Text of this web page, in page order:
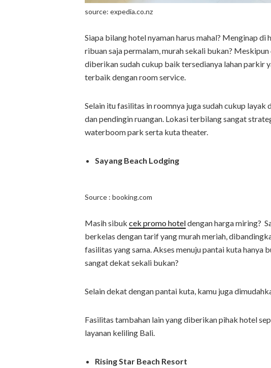
source: expedia.co.nz
Siapa bilang hotel nyaman harus mahal? Menginap
ribuan saja permalam, murah sekali bukan?
diberikan sudah cukup baik tersedianya lahan parkir
terbaik dengan room service.
Selain itu fasilitas in roomnya juga sudah cukup
dan pendingin ruangan. Lokasi terbilang sangat
waterboom park serta kuta theater.
Sayang Beach Lodging
Source : booking.com
Masih sibuk cek promo hoteldengan harga miring?
berkelas dengan tarif yang murah meriah,
fasilitas yang sama. Akses menuju pantai kuta hanya
sangat dekat sekali bukan?
Selain dekat dengan pantai kuta, kamu juga
Fasilitas tambahan lain yang diberikan pihak hotel
layanan keliling Bali.
Rising Star Beach Resort